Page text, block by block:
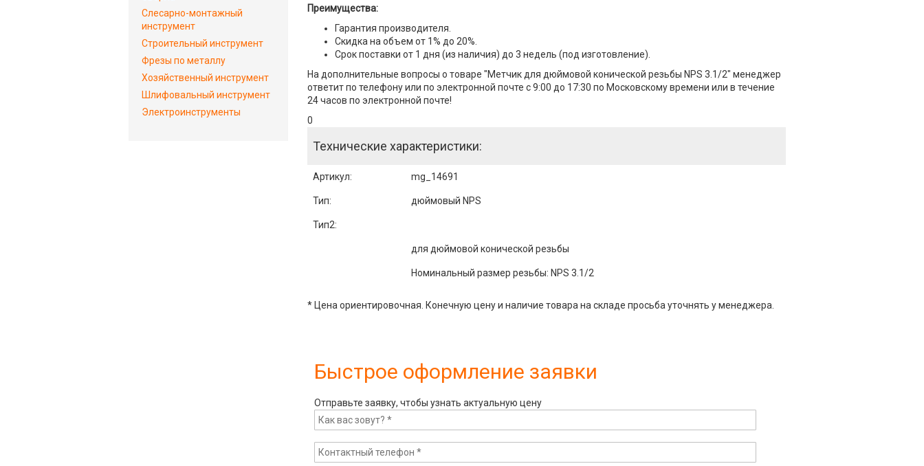
Преимущества:
Гарантия производителя.
Скидка на объем от 1% до 20%.
Срок поставки от 1 дня (из наличия) до 3 недель (под изготовление).
На дополнительные вопросы о товаре "Метчик для дюймовой конической резьбы NPS 3.1/2" менеджер
ответит по телефону или по электронной почте с 9:00 до 17:30 по Московскому времени или в течение
24 часов по электронной почте!
0
Технические характеристики:
Артикул: mg_14691
Тип: дюймовый NPS
Тип2:
для дюймовой конической резьбы
Номинальный размер резьбы: NPS 3.1/2
* Цена ориентировочная. Конечную цену и наличие товара на складе просьба уточнять у менеджера.
Быстрое оформление заявки
Отправьте заявку, чтобы узнать актуальную цену
Слесарно-монтажный
инструмент
Строительный инструмент
Фрезы по металлу
Хозяйственный инструмент
Шлифовальный инструмент
Электроинструменты